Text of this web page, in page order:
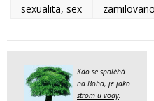
sexualita, sex
Kdo se spoléhá
na Boha, je jako
strom u vody.